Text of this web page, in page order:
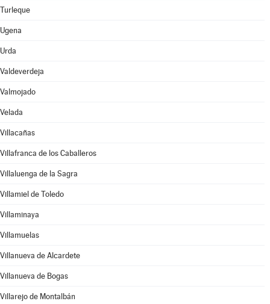
Turleque
Ugena
Urda
Valdeverdeja
Valmojado
Velada
Villacañas
Villafranca de los Caballeros
Villaluenga de la Sagra
Villamiel de Toledo
Villaminaya
Villamuelas
Villanueva de Alcardete
Villanueva de Bogas
Villarejo de Montalbán